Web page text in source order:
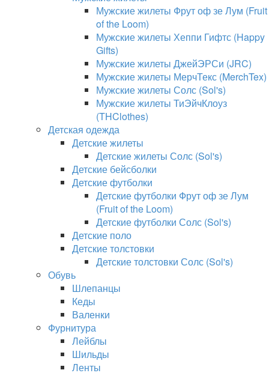
Мужские жилеты Фрут оф зе Лум (Fruit
of the Loom)
Мужские жилеты Хеппи Гифтс (Happy
Gifts)
Мужские жилеты ДжейЭРСи (JRC)
Мужские жилеты МерчТекс (MerchTex)
Мужские жилеты Солс (Sol's)
Мужские жилеты ТиЭйчКлоуз
(THClothes)
Детская одежда
Детские жилеты
Детские жилеты Солс (Sol's)
Детские бейсболки
Детские футболки
Детские футболки Фрут оф зе Лум
(Fruit of the Loom)
Детские футболки Солс (Sol's)
Детские поло
Детские толстовки
Детские толстовки Солс (Sol's)
Обувь
Шлепанцы
Кеды
Валенки
Фурнитура
Лейблы
Шильды
Ленты